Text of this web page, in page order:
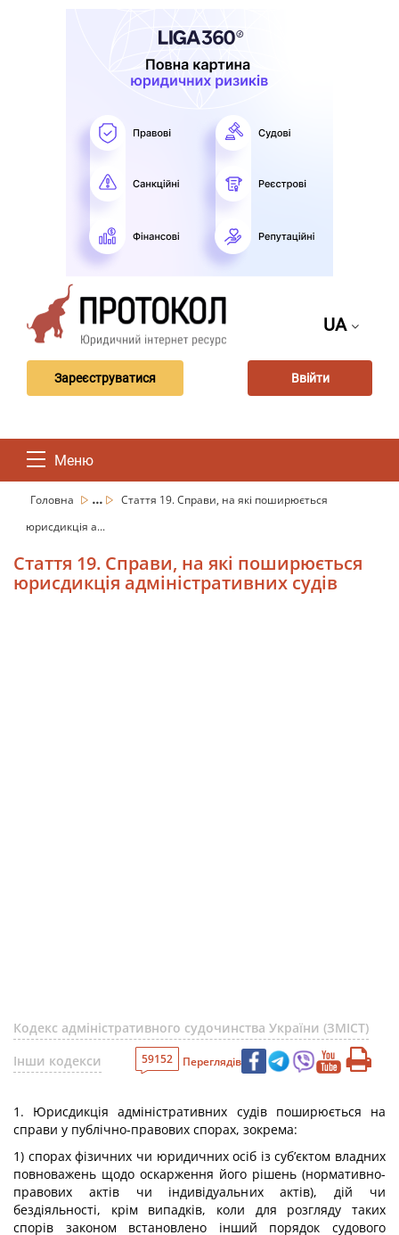
UA
Зареєструватися Ввійти
Меню
Головна ...
Стаття 19. Справи, на які поширюється
юрисдикція а...
Стаття 19. Справи, на які поширюється
юрисдикція адміністративних судів
Кодекс адміністративного судочинства України (ЗМІСТ)
Інши кодекси
59152 Переглядів
1. Юрисдикція адміністративних судів поширюється на
справи у публічно-правових спорах, зокрема:
1) спорах фізичних чи юридичних осіб із суб’єктом владних
повноважень щодо оскарження його рішень (нормативно-
правових актів чи індивідуальних актів), дій чи
бездіяльності, крім випадків, коли для розгляду таких
спорів законом встановлено інший порядок судового